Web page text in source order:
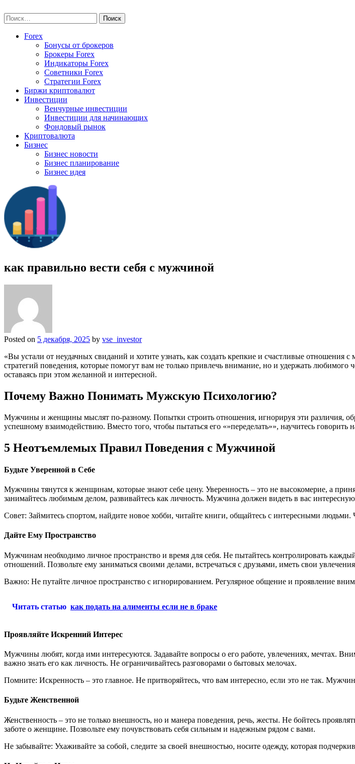
to
content
Найти:
Forex
Бонусы от брокеров
Брокеры Forex
Индикаторы Forex
Советники Forex
Стратегии Forex
Биржи криптовалют
Инвестиции
Венчурные инвестиции
Инвестиции для начинающих
Фондовый рынок
Криптовалюта
Бизнес
Бизнес новости
Бизнес планирование
Бизнес идея
как правильно вести себя с мужчиной
Posted on 5 декабря, 2025 by vse_investor
«Вы устали от неудачных свиданий и хотите узнать, как создать крепкие и счастливые
стратегий поведения, которые помогут вам не только привлечь внимание, но и удержать
оставаясь при этом желанной и интересной.
Почему Важно Понимать Мужскую Психологию?
Мужчины и женщины мыслят по-разному. Попытки строить отношения, игнорируя эти различия,
успешному взаимодействию. Вместо того, чтобы пытаться его «»переделать»», научитесь говорить
5 Неотъемлемых Правил Поведения с Мужчиной
Будьте Уверенной в Себе
Мужчины тянутся к женщинам, которые знают себе цену. Уверенность – это не высокомерие, а
занимайтесь любимым делом, развивайтесь как личность. Мужчина должен видеть в вас
Совет: Займитесь спортом, найдите новое хобби, читайте книги, общайтесь с интересными
Дайте Ему Пространство
Мужчинам необходимо личное пространство и время для себя. Не пытайтесь контролировать
отношений. Позвольте ему заниматься своими делами, встречаться с друзьями, иметь свои
Важно: Не путайте личное пространство с игнорированием. Регулярное общение и проявление
Читать статью как подать на алименты если не в браке
Проявляйте Искренний Интерес
Мужчины любят, когда ими интересуются. Задавайте вопросы о его работе, увлечениях, мечтах.
важно знать его как личность. Не ограничивайтесь разговорами о бытовых мелочах.
Помните: Искренность – это главное. Не притворяйтесь, что вам интересно, если это не так.
Будьте Женственной
Женственность – это не только внешность, но и манера поведения, речь, жесты. Не бойтесь
заботе о женщине. Позвольте ему почувствовать себя сильным и надежным рядом с вами.
Не забывайте: Ухаживайте за собой, следите за своей внешностью, носите одежду, которая